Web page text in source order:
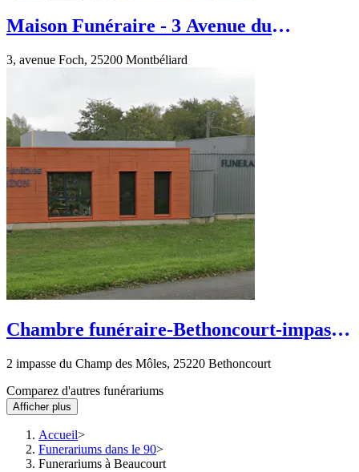
Maison Funéraire - 3 Avenue du
3, avenue Foch, 25200 Montbéliard
Chambre funéraire-Bethoncourt-impasse
2 impasse du Champ des Môles, 25220 Bethoncourt
Comparez d'autres funérariums
Afficher plus
Accueil
Funerariums dans le 90
Funerariums à Beaucourt